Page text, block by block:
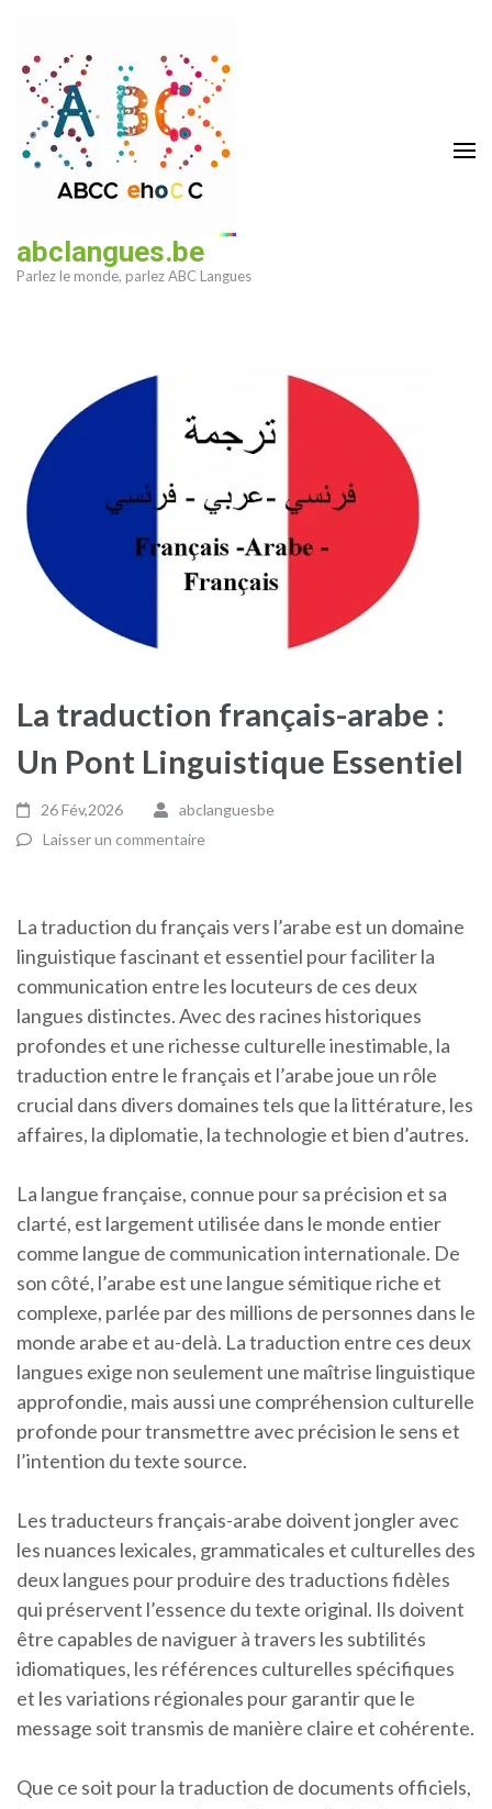
contenu
(Pressez
Entrée)
abclangues.be
Parlez le monde, parlez ABC Langues
La traduction français-arabe :
Un Pont Linguistique Essentiel
26 Fév,2026
abclanguesbe
Laisser un commentaire
La traduction du français vers l’arabe est un domaine
linguistique fascinant et essentiel pour faciliter la
communication entre les locuteurs de ces deux
langues distinctes. Avec des racines historiques
profondes et une richesse culturelle inestimable, la
traduction entre le français et l’arabe joue un rôle
crucial dans divers domaines tels que la littérature, les
affaires, la diplomatie, la technologie et bien d’autres.
La langue française, connue pour sa précision et sa
clarté, est largement utilisée dans le monde entier
comme langue de communication internationale. De
son côté, l’arabe est une langue sémitique riche et
complexe, parlée par des millions de personnes dans le
monde arabe et au-delà. La traduction entre ces deux
langues exige non seulement une maîtrise linguistique
approfondie, mais aussi une compréhension culturelle
profonde pour transmettre avec précision le sens et
l’intention du texte source.
Les traducteurs français-arabe doivent jongler avec
les nuances lexicales, grammaticales et culturelles des
deux langues pour produire des traductions fidèles
qui préservent l’essence du texte original. Ils doivent
être capables de naviguer à travers les subtilités
idiomatiques, les références culturelles spécifiques
et les variations régionales pour garantir que le
message soit transmis de manière claire et cohérente.
Que ce soit pour la traduction de documents officiels,